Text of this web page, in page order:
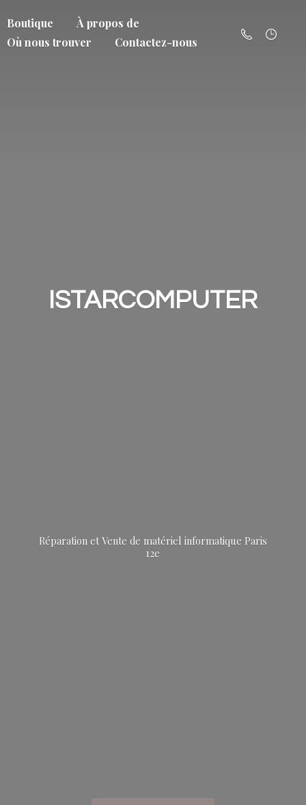
Boutique
À propos de
Où nous trouver
Contactez-nous
ISTARCOMPUTER
Réparation et Vente de matériel informatique Paris
12e